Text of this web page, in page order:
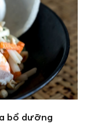
bổ dưỡng